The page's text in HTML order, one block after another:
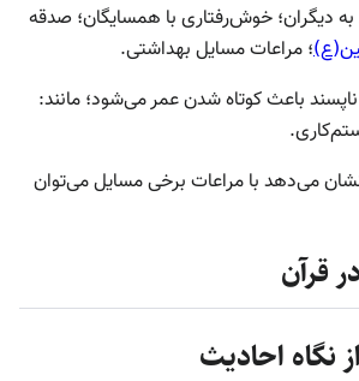
دیگران؛ خوش‌رفتاری با همسایگان؛ صدقه
؛ مراعات مسایل بهداشتی.
باعث کوتاه شدن عمر می‌شود؛ مانند:
می‌دهد با مراعات برخی مسایل می‌توان
قرآن
نگاه احادیث